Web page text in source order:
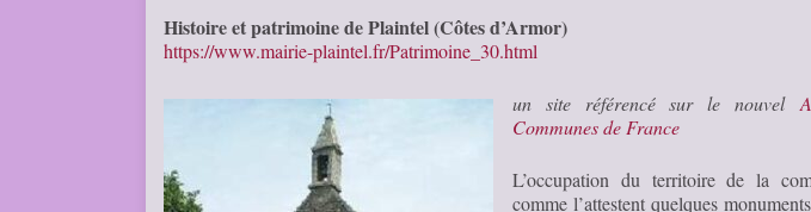
Histoire et patrimoine de Plaintel (Côtes d’Armor)
https://www.mairie-plaintel.fr/Patrimoine_30.html
un site référencé sur le nouvel
Communes de France
L’occupation du territoire de la
comme l’attestent quelques